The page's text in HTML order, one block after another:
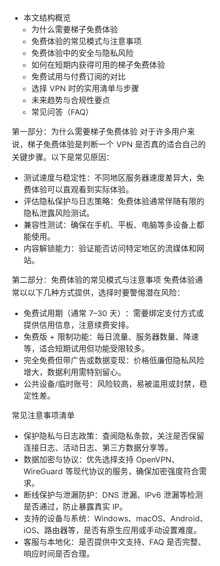
本文结构概览
为什么需要梯子免费体验
免费体验的常见模式与注意事项
免费体验中的安全与隐私风险
如何在短期内获得可用的梯子免费体验
免费试用与付费订阅的对比
选择 VPN 时的实用清单与步骤
未来趋势与合规性要点
常见问答（FAQ）
第一部分：为什么需要梯子免费体验 对于许多用户来
说，梯子免费体验是判断一个 VPN 是否真的适合自己的
关键步骤。以下是常见原因：
测试速度与稳定性：不同地区服务器速度差异大，免
费体验可以直观看到实际体验。
评估隐私保护与日志策略：免费体验通常伴随有限的
隐私泄露风险测试。
兼容性测试：确保在手机、平板、电脑等多设备上都
能使用。
内容解锁能力：验证能否访问特定地区的流媒体和网
站。
第二部分：免费体验的常见模式与注意事项 免费体验通
常以以下几种方式提供，选择时要警惕潜在风险：
免费试用期（通常 7–30 天）：需要绑定支付方式或
提供信用信息，注意续费安排。
免费版 + 限制功能：每日流量、服务器数量、降速
等，适合短期试用但功能受限较多。
完全免费但带广告或数据变现：价格低廉但隐私风险
增大，数据利用需特别留心。
公共设备/临时账号：风险较高，易被滥用或封禁，稳
定性差。
常见注意事项清单
保护隐私与日志政策：查阅隐私条款，关注是否保留
连接日志、活动日志、第三方数据分享等。
数据加密与协议：优先选择支持 OpenVPN、
WireGuard 等现代协议的服务，确保加密强度符合需
求。
断线保护与泄漏防护：DNS 泄漏、IPv6 泄漏等检测
是否通过，防止暴露真实 IP。
支持的设备与系统：Windows、macOS、Android、
iOS、路由器等，是否有原生应用或手动设置难度。
客服与本地化：是否提供中文支持、FAQ 是否完整、
响应时间是否合理。